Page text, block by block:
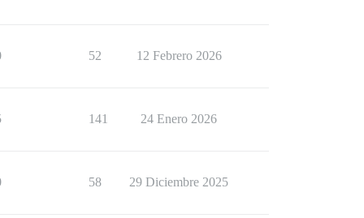
52 12 Febrero 2026
141 24 Enero 2026
58 29 Diciembre 2025